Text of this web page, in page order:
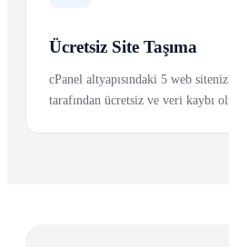
Ücretsiz Site Taşıma
cPanel altyapısındaki 5 web
tarafından ücretsiz ve veri kaybı